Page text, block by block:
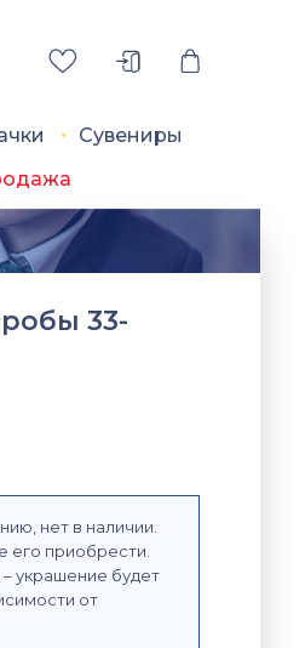
Сувениры
33-
нет в наличии.
его приобрести.
– украшение будет
от